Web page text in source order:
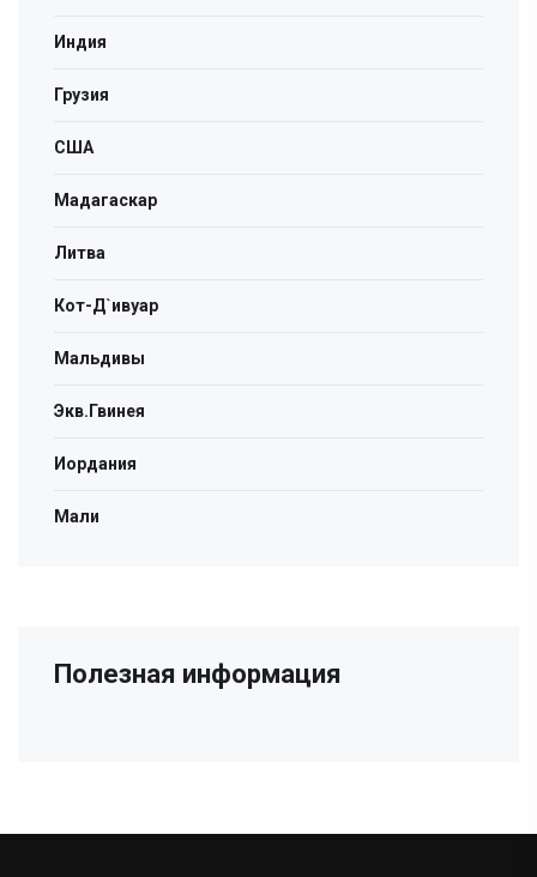
Индия
Грузия
США
Мадагаскар
Литва
Кот-Д`ивуар
Мальдивы
Экв.Гвинея
Иордания
Мали
Полезная информация